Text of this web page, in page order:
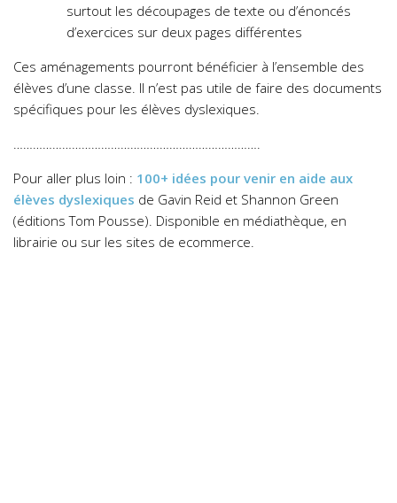
surtout les découpages de texte ou d’énoncés
d’exercices sur deux pages différentes
Ces aménagements pourront bénéficier à l’ensemble des
élèves d’une classe. Il n’est pas utile de faire des documents
spécifiques pour les élèves dyslexiques.
Pour aller plus loin : 100+ idées pour venir en aide aux
élèves dyslexiques de Gavin Reid et Shannon Green
(éditions Tom Pousse). Disponible en médiathèque, en
librairie ou sur les sites de ecommerce.